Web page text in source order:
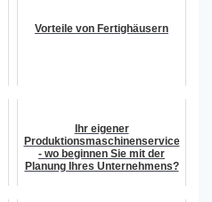
Vorteile von Fertighäusern
Ihr eigener
Produktionsmaschinenservice
- wo beginnen Sie mit der
Planung Ihres Unternehmens?